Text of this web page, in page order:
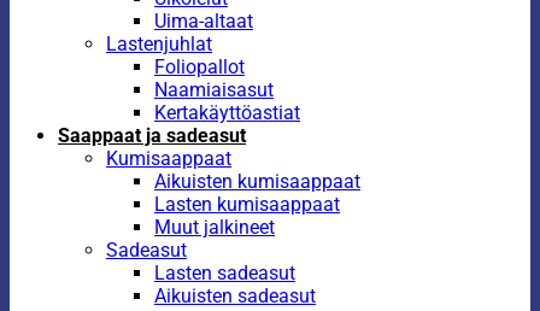
Uima-altaat
Lastenjuhlat
Foliopallot
Naamiaisasut
Kertakäyttöastiat
Saappaat ja sadeasut
Kumisaappaat
Aikuisten kumisaappaat
Lasten kumisaappaat
Muut jalkineet
Sadeasut
Lasten sadeasut
Aikuisten sadeasut